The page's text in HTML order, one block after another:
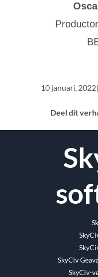
10 januari, 2022|
Deel dit
SkyCiv
SkyCiv-